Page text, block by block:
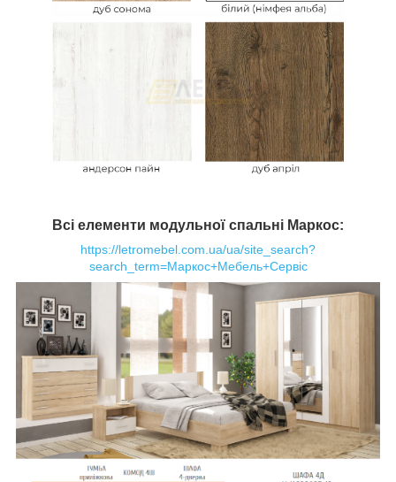
Всі елементи модульної спальні Маркос:
https://letromebel.com.ua/ua/site_search?
search_term=Маркос+Мебель+Сервіс